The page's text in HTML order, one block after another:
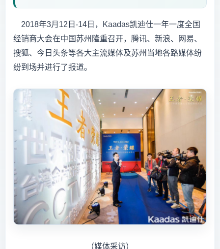
2018年3月12日-14日，Kaadas凯迪仕一年一度全国
经销商大会在中国苏州隆重召开，腾讯、新浪、网易、
搜狐、今日头条等各大主流媒体及苏州当地各路媒体纷
纷到场并进行了报道。
（媒体采访）